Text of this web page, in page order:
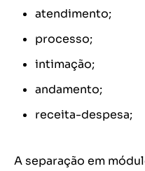
atendimento;
processo;
intimação;
andamento;
receita-despesa;
A separação em